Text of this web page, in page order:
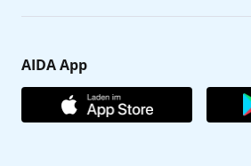
Karriere
Affiliateprogramm
Gästefragebogen
AIDA Club
AIDA App
AIDA App